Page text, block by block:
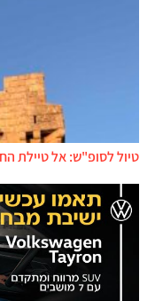
טיול לסופ"ש: אל טיילת